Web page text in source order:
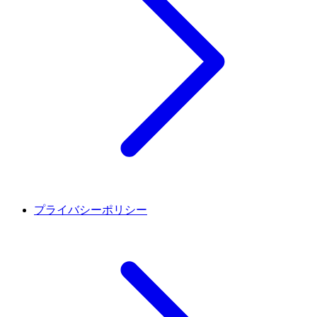
プライバシーポリシー